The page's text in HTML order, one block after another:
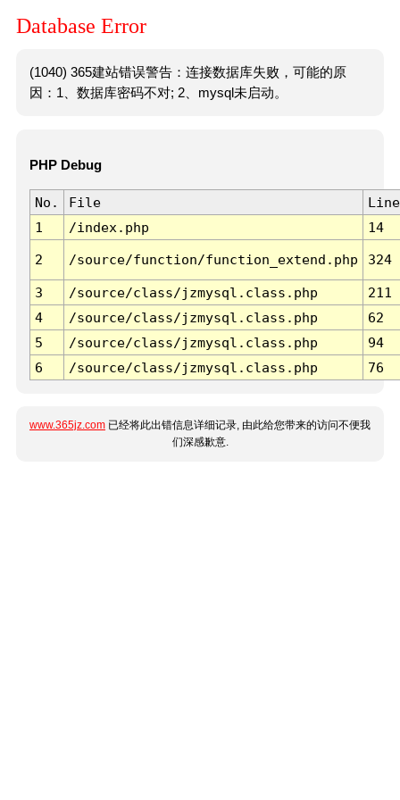
Database Error
(1040) 365建站错误警告：连接数据库失败，可能的原
因：1、数据库密码不对; 2、mysql未启动。
PHP Debug
No. File
Line
1
/index.php 14
2 /source/function/function_extend.php 324
3 /source/class/jzmysql.class.php
211
4
/source/class/jzmysql.class.php
62
5
/source/class/jzmysql.class.php
94
6
/source/class/jzmysql.class.php 76
www.365jz.com 已经将此出错信息详细记录, 由此给您带来的访问不便我
们深感歉意.